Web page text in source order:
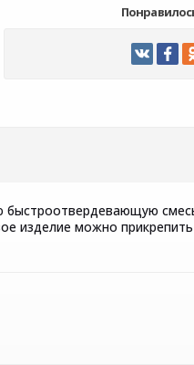
быстроотвердевающую
изделие можно